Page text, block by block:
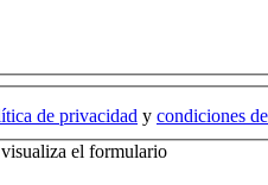
de privacidad y condiciones
el formulario